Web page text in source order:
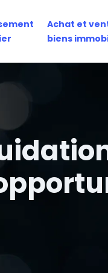
Achat et
biens